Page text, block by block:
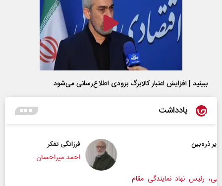
ببینید | افزایش اعتبار کالابرگ بزودی اطلاع‌رسانی می‌شود
یادداشت
احمد میراحسان